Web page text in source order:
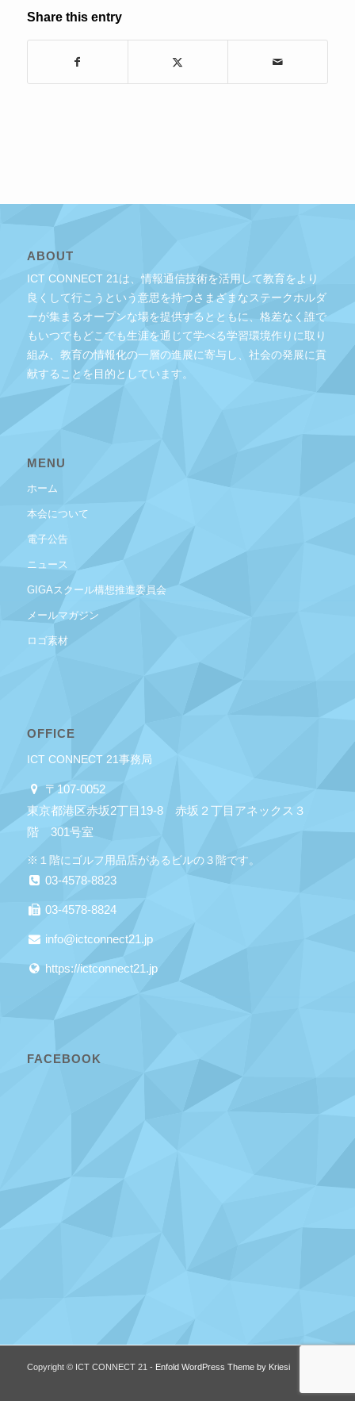
Share this entry
ABOUT
ICT CONNECT 21は、情報通信技術を活用して教育をより
良くして行こうという意思を持つさまざまなステークホルダ
ーが集まるオープンな場を提供するとともに、格差なく誰で
もいつでもどこでも生涯を通じて学べる学習環境作りに取り
組み、教育の情報化の一層の進展に寄与し、社会の発展に貢
献することを目的としています。
MENU
ホーム
本会について
電子公告
ニュース
GIGAスクール構想推進委員会
メールマガジン
ロゴ素材
OFFICE
ICT CONNECT 21事務局
〒107-0052
東京都港区赤坂2丁目19-8 赤坂２丁目アネックス３
階 301号室
※１階にゴルフ用品店があるビルの３階です。
03-4578-8823
03-4578-8824
info@ictconnect21.jp
https://ictconnect21.jp
FACEBOOK
Copyright © ICT CONNECT 21 - Enfold WordPress Theme by Kriesi